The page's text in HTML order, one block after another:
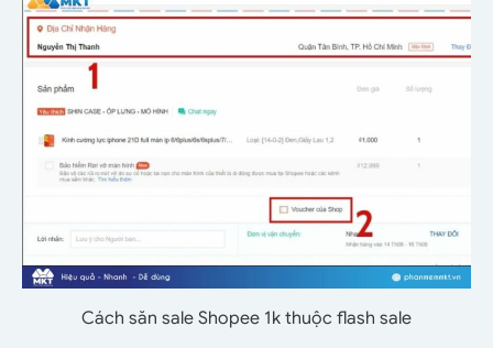
Cách săn sale Shopee 1k thuộc flash sale